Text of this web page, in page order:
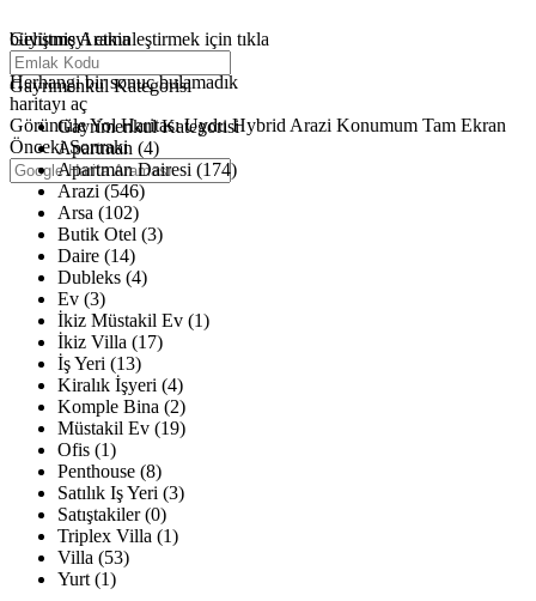
büyütmeyi etkinleştirmek için tıkla
Haritalar yükleniyor
Herhangi bir sonuç bulamadık
haritayı aç
GörüntüleYol Haritası Uydu Hybrid Arazi Konumum Tam Ekran
Önceki Sonraki
Gelişmiş Arama
Gayrimenkul Kategorisi
Gayrimenkul Kategorisi
Apartman (4)
Apartman Dairesi (174)
Arazi (546)
Arsa (102)
Butik Otel (3)
Daire (14)
Dubleks (4)
Ev (3)
İkiz Müstakil Ev (1)
İkiz Villa (17)
İş Yeri (13)
Kiralık İşyeri (4)
Komple Bina (2)
Müstakil Ev (19)
Ofis (1)
Penthouse (8)
Satılık Iş Yeri (3)
Satıştakiler (0)
Triplex Villa (1)
Villa (53)
Yurt (1)